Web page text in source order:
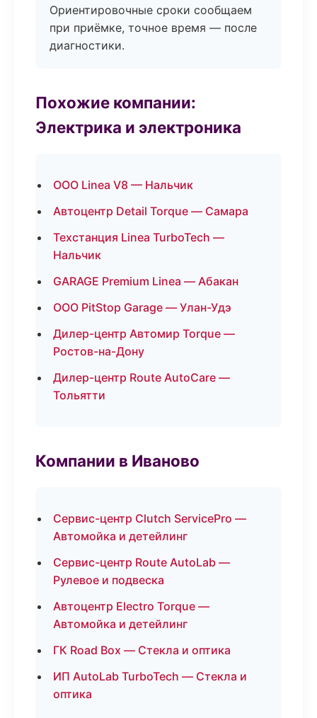
Ориентировочные сроки сообщаем
при приёмке, точное время — после
диагностики.
Похожие компании:
Электрика и электроника
ООО Linea V8 — Нальчик
Автоцентр Detail Torque — Самара
Техстанция Linea TurboTech —
Нальчик
GARAGE Premium Linea — Абакан
ООО PitStop Garage — Улан-Удэ
Дилер-центр Автомир Torque —
Ростов-на-Дону
Дилер-центр Route AutoCare —
Тольятти
Компании в Иваново
Сервис-центр Clutch ServicePro —
Автомойка и детейлинг
Сервис-центр Route AutoLab —
Рулевое и подвеска
Автоцентр Electro Torque —
Автомойка и детейлинг
ГК Road Box — Стекла и оптика
ИП AutoLab TurboTech — Стекла и
оптика